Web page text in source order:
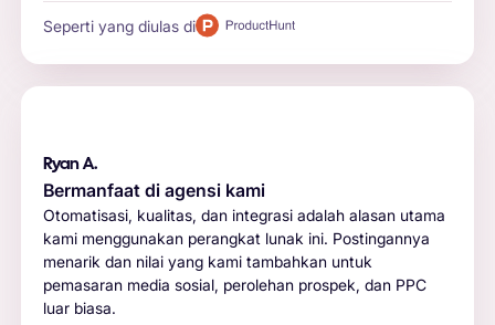
Seperti yang diulas di
Ryan A.
Bermanfaat di agensi kami
Otomatisasi, kualitas, dan integrasi adalah alasan utama
kami menggunakan perangkat lunak ini. Postingannya
menarik dan nilai yang kami tambahkan untuk
pemasaran media sosial, perolehan prospek, dan PPC
luar biasa.